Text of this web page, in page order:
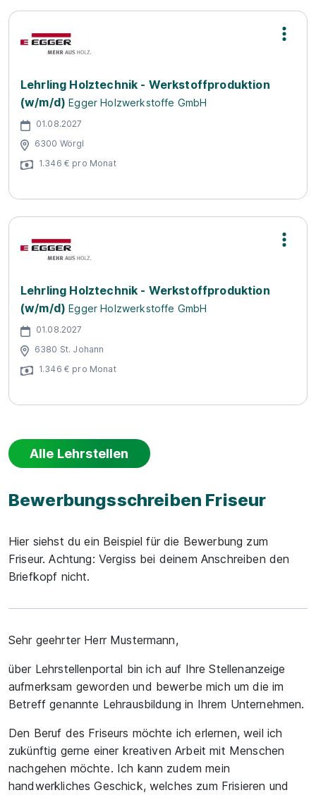
Lehrling Holztechnik - Werkstoffproduktion
(w/m/d) Egger Holzwerkstoffe GmbH
01.08.2027
6300 Wörgl
1.346 € pro Monat
Lehrling Holztechnik - Werkstoffproduktion
(w/m/d) Egger Holzwerkstoffe GmbH
01.08.2027
6380 St. Johann
1.346 € pro Monat
Alle Lehrstellen
Bewerbungsschreiben Friseur
Hier siehst du ein Beispiel für die Bewerbung zum
Friseur. Achtung: Vergiss bei deinem Anschreiben den
Briefkopf nicht.
Sehr geehrter Herr Mustermann,
über Lehrstellenportal bin ich auf Ihre Stellenanzeige
aufmerksam geworden und bewerbe mich um die im
Betreff genannte Lehrausbildung in Ihrem Unternehmen.
Den Beruf des Friseurs möchte ich erlernen, weil ich
zukünftig gerne einer kreativen Arbeit mit Menschen
nachgehen möchte. Ich kann zudem mein
handwerkliches Geschick, welches zum Frisieren und